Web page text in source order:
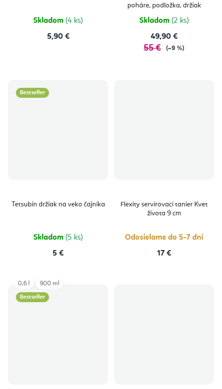
Skladom (4 ks)
5,90 €
poháre, podložka, držiak
z
5
Skladom (2 ks)
49,90 €
55 € (–9 %)
Bestseller
Tetsubin držiak na veko čajníka
Skladom (5 ks)
5 €
Flexity servírovací tanier Kvet
života 9 cm
Odosielame do 5-7 dní
17 €
Bestseller
0,6 l 900 ml